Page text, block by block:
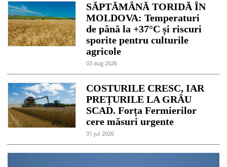
SĂPTĂMÂNĂ TORIDĂ ÎN
MOLDOVA: Temperaturi
de până la +37°C și riscuri
sporite pentru culturile
agricole
03 aug 2026
COSTURILE CRESC, IAR
PREȚURILE LA GRÂU
SCAD. Forța Fermierilor
cere măsuri urgente
31 jul 2026